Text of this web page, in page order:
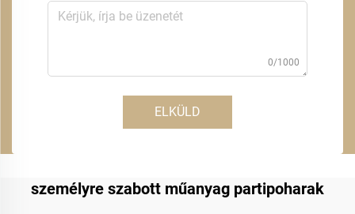
0/1000
ELKÜLD
személyre szabott műanyag partipoharak